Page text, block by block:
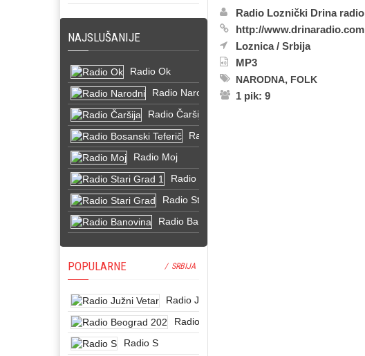
NAJSLUŠANIJE
Radio Ok
Radio Narodni
Radio Čaršija
Radio Bosanski Teferič
Radio Moj
Radio Stari Grad 1
Radio Stari Grad
Radio Banovina
POPULARNE / SRBIJA
Radio Južni Vetar
Radio Beograd 202
Radio S
Radio Loznički Drina radio
http://www.drinaradio.com
Loznica/Srbija
MP3
NARODNA, FOLK
1 pik: 9